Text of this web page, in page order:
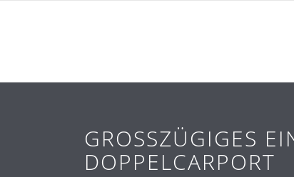
GROSSZÜGIGES
OPPELCARPORT